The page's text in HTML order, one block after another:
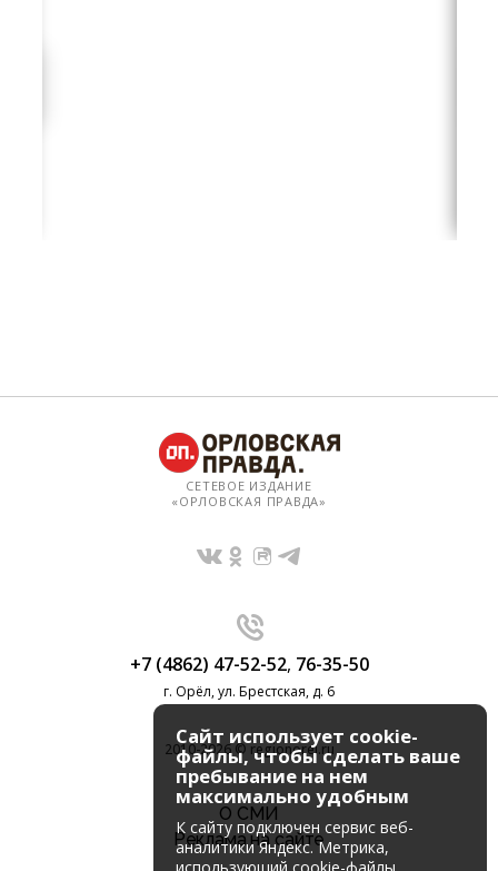
СЕТЕВОЕ ИЗДАНИЕ
«ОРЛОВСКАЯ ПРАВДА»
+7 (4862) 47-52-52, 76-35-50
г. Орёл, ул. Брестская, д. 6
2010-2026 © regionorel.ru
О СМИ
Реклама на сайте
Сайт использует cookie-
файлы, чтобы сделать ваше
пребывание на нем
максимально удобным
К cайту подключен сервис веб-
аналитики Яндекс. Метрика,